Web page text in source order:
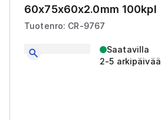
60x75x60x2.0mm 100kpl
Tuotenro: CR-9767
Saatavilla
2-5 arkipäivää